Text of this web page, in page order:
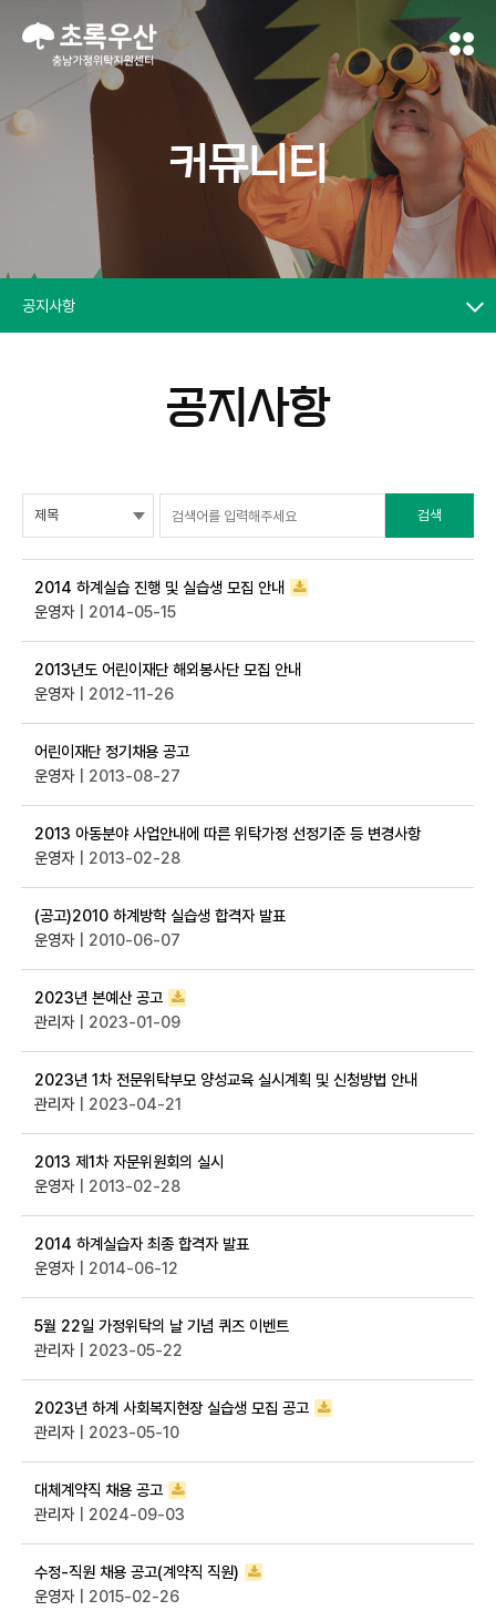
커뮤니티
공지사항
공지사항
검색
2014 하계실습 진행 및 실습생 모집 안내
운영자 | 2014-05-15
2013년도 어린이재단 해외봉사단 모집 안내
운영자 | 2012-11-26
어린이재단 정기채용 공고
운영자 | 2013-08-27
2013 아동분야 사업안내에 따른 위탁가정 선정기준 등 변경사항
운영자 | 2013-02-28
(공고)2010 하계방학 실습생 합격자 발표
운영자 | 2010-06-07
2023년 본예산 공고
관리자 | 2023-01-09
2023년 1차 전문위탁부모 양성교육 실시계획 및 신청방법 안내
관리자 | 2023-04-21
2013 제1차 자문위원회의 실시
운영자 | 2013-02-28
2014 하계실습자 최종 합격자 발표
운영자 | 2014-06-12
5월 22일 가정위탁의 날 기념 퀴즈 이벤트
관리자 | 2023-05-22
2023년 하계 사회복지현장 실습생 모집 공고
관리자 | 2023-05-10
대체계약직 채용 공고
관리자 | 2024-09-03
수정-직원 채용 공고(계약직 직원)
운영자 | 2015-02-26